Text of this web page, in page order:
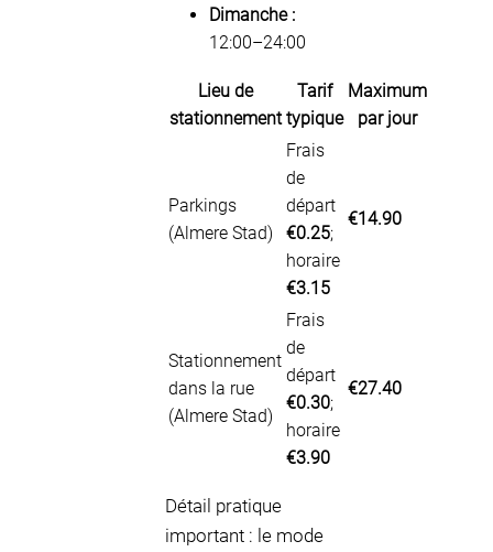
Dimanche :
12:00–24:00
Lieu de
stationnement
Tarif
typique
Maximum
par jour
Parkings
(Almere Stad)
Frais
de
départ
€0.25;
horaire
€3.15
€14.90
Stationnement
dans la rue
(Almere Stad)
Frais
de
départ
€0.30;
horaire
€3.90
€27.40
Détail pratique
important : le mode